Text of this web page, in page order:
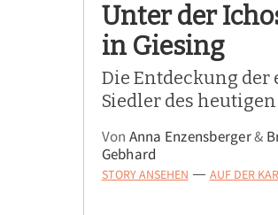
Unter der
in Giesing
Die Entdeckung der
Siedler des
Von Anna Enzensberger&
Gebhard
STORY ANSEHEN — AUF DER